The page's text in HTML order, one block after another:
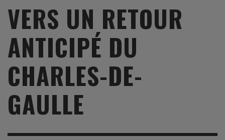
VERS UN RETOUR
ANTICIPÉ DU
CHARLES-DE-
GAULLE